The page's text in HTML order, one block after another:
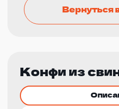
Вернуться
Конфи из